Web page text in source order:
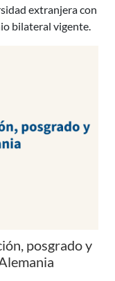
extranjera con
bilateral vigente.
posgrado y